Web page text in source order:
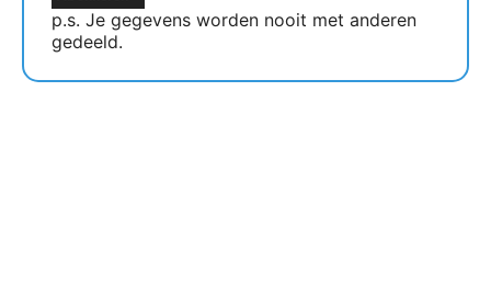
p.s. Je gegevens worden nooit met anderen
gedeeld.